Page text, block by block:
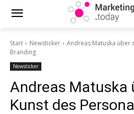
Start Newsticker
Andreas Matuska über
Branding
Newsticker
Andreas Matuska
Kunst des